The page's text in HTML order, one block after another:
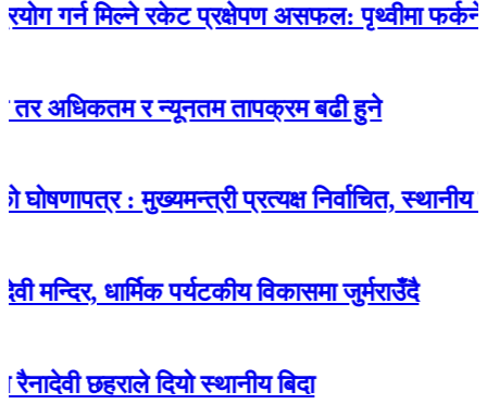
मिल्ने रकेट प्रक्षेपण असफल: पृथ्वीमा फर्कने क्रममा
र न्यूनतम तापक्रम बढी हुने
: मुख्यमन्त्री प्रत्यक्ष निर्वाचित, स्थानीय चुनाव
धार्मिक पर्यटकीय विकासमा जुर्मराउँदै
दियो स्थानीय बिदा